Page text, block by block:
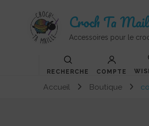
Croch Ta
Accessoires pour le
RECHERCHE COMPTE
Accueil Boutique